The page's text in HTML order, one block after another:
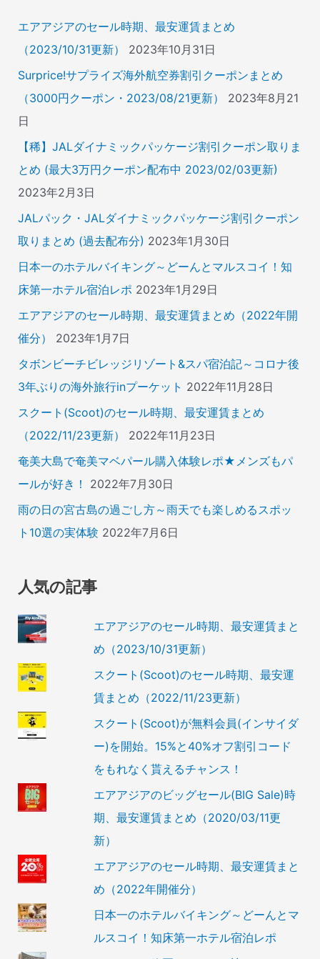
エアアジアのセール時期、最安運賃まとめ
（2023/10/31更新）
2023年10月31日
Surprice!サプライズ海外航空券割引クーポンまとめ
（3000円クーポン・2023/08/21更新）
2023年8月21
日
【稀】JALダイナミックパッケージ割引クーポン取りま
とめ (最大3万円クーポン配布中 2023/02/03更新)
2023年2月3日
JALパック・JALダイナミックパッケージ割引クーポン
取りまとめ (過去配布分) 2023年1月30日
日本一のホテルバイキング～どーんとマルスコイ！知
床第一ホテル宿泊レポ 2023年1月29日
エアアジアのセール時期、最安運賃まとめ（2022年開
催分）
2023年1月7日
タボンビーチビレッジリゾート&スパ宿泊記～コロナ後
3年ぶりの海外旅行inプーケット 2022年11月28日
スクート(Scoot)のセール時期、最安運賃まとめ
（2022/11/23更新）
2022年11月23日
奄美大島で奄美マベパール購入体験レポ★メンズもパ
ールが好き！
2022年7月30日
雨の日の宮古島の過ごし方～雨天でも楽しめるスポッ
ト10選の実体験 2022年7月6日
人気の記事
エアアジアのセール時期、最安運賃まと
め（2023/10/31更新）
スクート(Scoot)のセール時期、最安運
賃まとめ（2022/11/23更新）
スクート(Scoot)が無料会員(インサイダ
ー)を開始。15%と40%オフ割引コード
をもれなく貰えるチャンス！
エアアジアのビッグセール(BIG Sale)時
期、最安運賃まとめ（2020/03/11更
新）
エアアジアのセール時期、最安運賃まと
め（2022年開催分）
日本一のホテルバイキング～どーんとマ
ルスコイ！知床第一ホテル宿泊レポ